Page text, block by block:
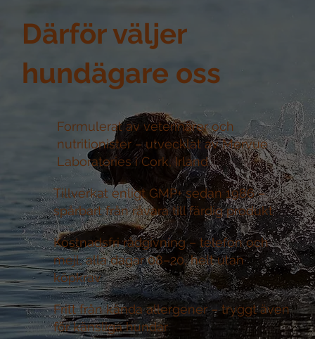
Därför väljer
hundägare oss
Formulerat av veterinärer och
nutritionister –utvecklat av Mervue
Laboratories i Cork, Irland
Tillverkat enligt GMP+ sedan 1986 –
spårbart från råvara till färdig produkt
Kostnadsfri rådgivning –telefon och
mejl, alla dagar 08–20, helt utan
köpkrav
Fritt från kända allergener –tryggt även
för känsliga hundar